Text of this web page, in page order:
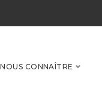
NOUS CONNAÎTRE